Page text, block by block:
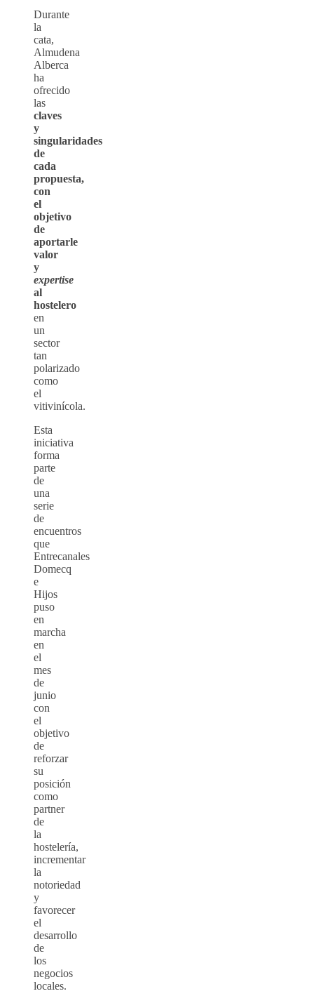
Durante
la
cata,
Almudena
Alberca
ha
ofrecido
las
claves
y
singularidades
de
cada
propuesta,
con
el
objetivo
de
aportarle
valor
y
expertise
al
hostelero
en
un
sector
tan
polarizado
como
el
vitivinícola.
Esta
iniciativa
forma
parte
de
una
serie
de
encuentros
que
Entrecanales
Domecq
e
Hijos
puso
en
marcha
en
el
mes
de
junio
con
el
objetivo
de
reforzar
su
posición
como
partner
de
la
hostelería,
incrementar
la
notoriedad
y
favorecer
el
desarrollo
de
los
negocios
locales.